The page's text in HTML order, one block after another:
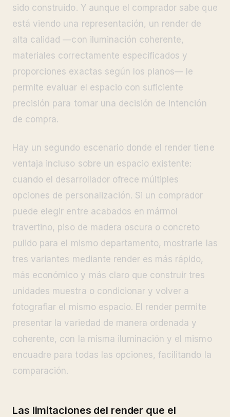
sido construido. Y aunque el comprador sabe que
está viendo una representación, un render de
alta calidad —con iluminación coherente,
materiales correctamente especificados y
proporciones exactas según los planos— le
permite evaluar el espacio con suficiente
precisión para tomar una decisión de intención
de compra.
Hay un segundo escenario donde el render tiene
ventaja incluso sobre un espacio existente:
cuando el desarrollador ofrece múltiples
opciones de personalización. Si un comprador
puede elegir entre acabados en mármol
travertino, piso de madera oscura o concreto
pulido para el mismo departamento, mostrarle las
tres variantes mediante render es más rápido,
más económico y más claro que construir tres
unidades muestra o condicionar y volver a
fotografiar el mismo espacio. El render permite
presentar la variedad de manera ordenada y
coherente, con la misma iluminación y el mismo
encuadre para todas las opciones, facilitando la
comparación.
Las limitaciones del render que el